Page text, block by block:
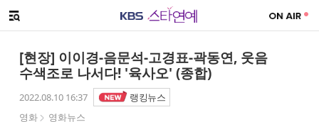
메뉴 열기
[현장] 이이경-음문석-고경표-곽동연, 웃음
수색조로 나서다! '육사오' (종합)
2022.08.10 16:37
랭킹뉴스
영화
영화뉴스
페이스북
트위터
네이버
URL복사
글씨 작게보기
글씨 크게보기